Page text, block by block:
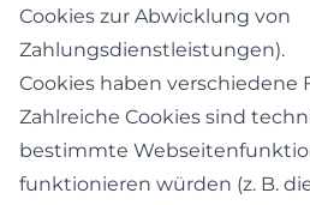
Cookies zur Abwicklung von
Zahlungsdienstleistungen).
Cookies haben verschiedene
Zahlreiche Cookies sind
bestimmte
funktionieren würden (z. B.